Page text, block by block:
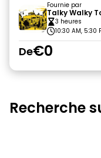
Fournie par
Talky Walky
3 heures
10:30 AM, 5:30
De€0
Recherche